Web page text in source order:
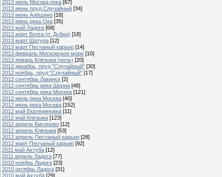
2013 июль Москва река [67]
2013 июнь пруд Случайный [34]
2013 июнь Алёшино [18]
2013 июнь река Ока [35]
2013 май Ладога [68]
2013 март Волга (п. Дубна) [18]
2013 март Шатура [12]
2013 март Песчаный карьер [14]
2013 февраль Московское море [10]
2013 январь Клязьма (ночь) [20]
2012 декабрь, пруд "Случайный" [30]
2012 ноябрь, пруд "Случайный" [17]
2012 сентябрь Лакинск [2]
2012 сентябрь река Шерна [48]
2012 сентябрь река Москва [121]
2012 июль река Москва [40]
2012 июнь река Москва [152]
2012 май Екатериновка [11]
2012 май Клязьма [123]
2012 апрель Бисерово [12]
2012 апрель Клязьма [53]
2012 апрель Песчаный карьер [28]
2012 март Песчаный карьер [92]
2011 май Ахтуба [12]
2011 апрель Ладога [77]
2010 ноябрь Ладога [23]
2010 октябрь Ладога [31]
2010 май Ахтуба [29]